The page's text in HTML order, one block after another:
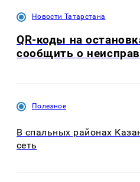
Новости Татарстана
QR-коды на
сообщить о
Полезное
В спальных районах
сеть